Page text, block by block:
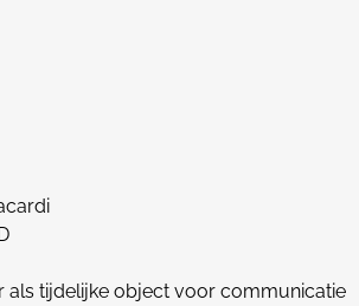
als tijdelijke object voor communicatie